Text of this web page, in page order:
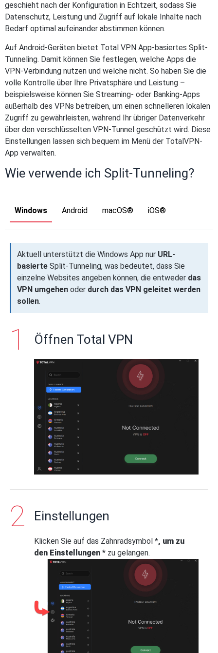
geschieht nach der Konfiguration in Echtzeit, sodass Sie
Datenschutz, Leistung und Zugriff auf lokale Inhalte nach
Bedarf optimal aufeinander abstimmen können.
Auf Android-Geräten bietet Total VPN App-basiertes Split-
Tunneling. Damit können Sie festlegen, welche Apps die
VPN-Verbindung nutzen und welche nicht. So haben Sie die
volle Kontrolle über Ihre Privatsphäre und Leistung –
beispielsweise können Sie Streaming- oder Banking-Apps
außerhalb des VPNs betreiben, um einen schnelleren lokalen
Zugriff zu gewährleisten, während Ihr übriger Datenverkehr
über den verschlüsselten VPN-Tunnel geschützt wird. Diese
Einstellungen lassen sich bequem im Menü der TotalVPN-
App verwalten.
Wie verwende ich Split-Tunneling?
Windows Android macOS® iOS®
Aktuell unterstützt die Windows App nur URL-
basierte Split-Tunneling, was bedeutet, dass Sie
einzelne Websites angeben können, die entweder das
VPN umgehen oder durch das VPN geleitet werden
sollen.
Öffnen Total VPN
Einstellungen
Klicken Sie auf das Zahnradsymbol *, um zu
den Einstellungen * zu gelangen.